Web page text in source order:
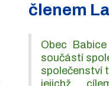
členem
Obec
součástí
společenství
jejichž